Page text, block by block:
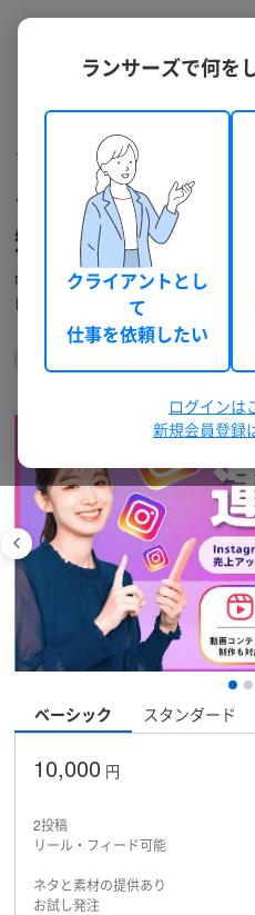
クラウドソーシング ランサーズ
インスタ運用を通
知・販売に繋がるサ
幅広いジャンルで実績を積み重
に強い専門チームが連携して、丁
植木 美智代（うえきみち
適格請求書に対応 0 0
ベーシック スタンダード
10,000 円
2投稿
リール・フィード可能
ネタと素材の提供あり
お試し発注
ランサーズで何を
クライアントとし
て
仕事を依頼したい
ログインは
新規会員登録